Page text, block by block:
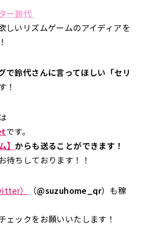
ー鈴代
しいリズムゲームのアイディアを
で鈴代さんに言ってほしい「セリ
！
です。
】 からも送ることができます！
待ちしております！！
） （@suzuhome_qr）も稼
ェックをお願いいたします！